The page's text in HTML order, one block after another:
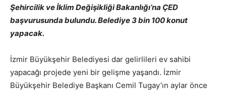
Şehircilik ve İklim Değişikliği Bakanlığı’na ÇED
başvurusunda bulundu. Belediye 3 bin 100 konut
yapacak.
İzmir Büyükşehir Belediyesi dar gelirlileri ev sahibi
yapacağı projede yeni bir gelişme yaşandı. İzmir
Büyükşehir Belediye Başkanı Cemil Tugay’ın aylar önce